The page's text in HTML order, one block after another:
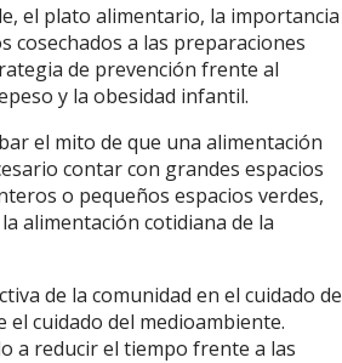
el plato alimentario, la importancia
cosechados a las preparaciones
de prevención frente al
y la obesidad infantil.
el mito de que una alimentación
contar con grandes espacios
o pequeños espacios verdes,
alimentación cotidiana de la
de la comunidad en el cuidado de
cuidado del medioambiente.
a reducir el tiempo frente a las